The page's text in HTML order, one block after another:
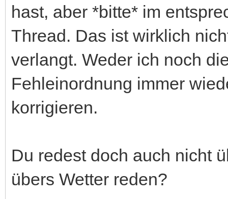
hast, aber *bitte* im
Thread. Das ist wirklich
verlangt. Weder ich noch
Fehleinordnung immer
korrigieren.
Du redest doch auch nicht
übers Wetter reden?